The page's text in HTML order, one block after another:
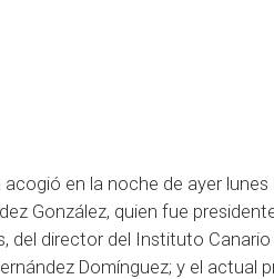
en la noche de ayer
González, quien fue
director del Instituto
Domínguez; y el actual